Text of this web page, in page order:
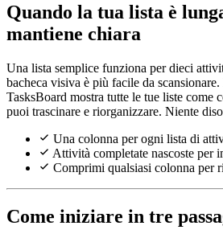
Quando la tua lista è
mantiene chiara
Una lista semplice funziona per dieci
bacheca visiva è più facile da
TasksBoard mostra tutte le tue liste come
puoi trascinare e riorganizzare. Niente
Una colonna per ogni lista di
Attività completate nascoste per
Comprimi qualsiasi colonna per
Come iniziare in tre